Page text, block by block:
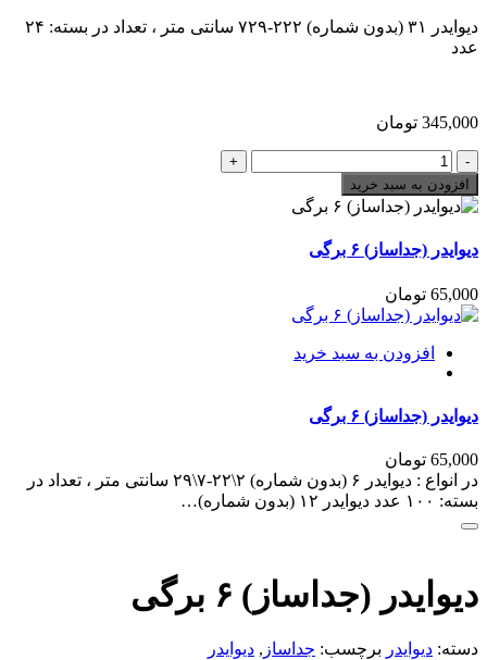
دیوایدر ۳۱ (بدون شماره) ۲۲۲-۷۲۹ سانتی متر ، تعداد در بسته: ۲۴
عدد
345,000 تومان
دیوایدر
(جداساز)
۳۱
برگی
شماره
دار
افزودن به سبد خرید
دیوایدر (جداساز) ۶ برگی
65,000 تومان
افزودن به سبد خرید
دیوایدر (جداساز) ۶ برگی
65,000 تومان
در انواع : دیوایدر ۶ (بدون شماره) ۲\۲۲-۷\۲۹ سانتی متر ، تعداد در
بسته: ۱۰۰ عدد دیوایدر ۱۲ (بدون شماره)…
دیوایدر (جداساز) ۶ برگی
دسته: دیوایدر برچسب: جداساز , دیوایدر